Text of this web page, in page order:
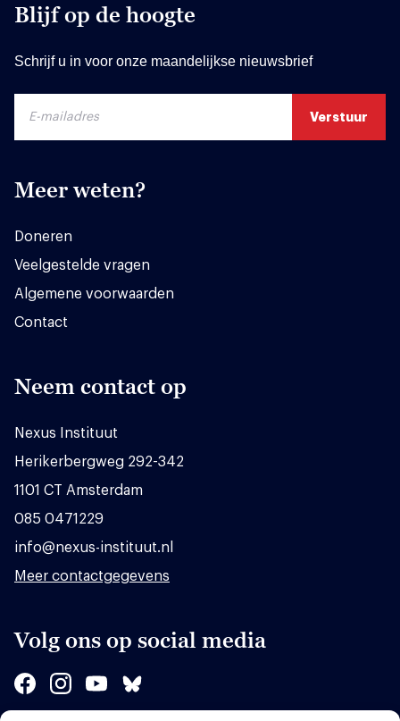
Blijf op de hoogte
Schrijf u in voor onze maandelijkse nieuwsbrief
Meer weten?
Doneren
Veelgestelde vragen
Algemene voorwaarden
Contact
Neem contact op
Nexus Instituut
Herikerbergweg 292-342
1101 CT Amsterdam
085 0471229
info@nexus-instituut.nl
Meer contactgegevens
Volg ons op social media